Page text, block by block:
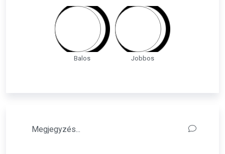
Balos Jobbos